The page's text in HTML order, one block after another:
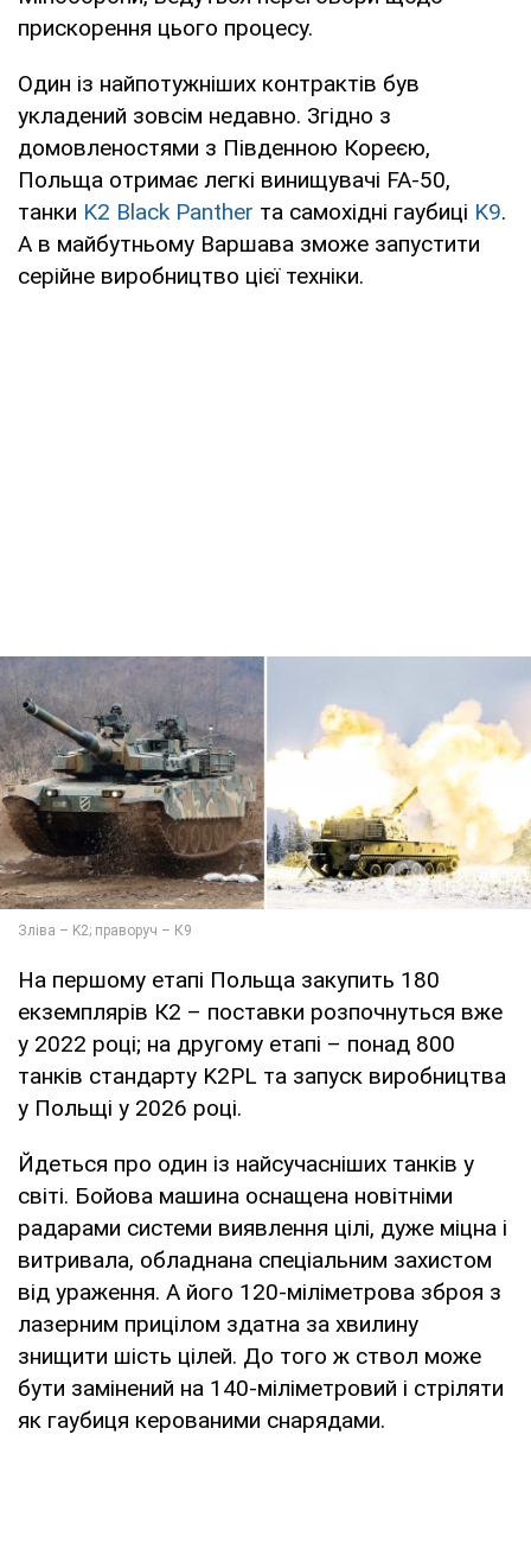
прискорення цього процесу.
Один із найпотужніших контрактів був
укладений зовсім недавно. Згідно з
домовленостями з Південною Кореєю,
Польща отримає легкі винищувачі FA-50,
танки K2 Black Panther та самохідні гаубиці K9.
А в майбутньому Варшава зможе запустити
серійне виробництво цієї техніки.
На першому етапі Польща закупить 180
екземплярів К2 – поставки розпочнуться вже
у 2022 році; на другому етапі – понад 800
танків стандарту K2PL та запуск виробництва
у Польщі у 2026 році.
Йдеться про один із найсучасніших танків у
світі. Бойова машина оснащена новітніми
радарами системи виявлення цілі, дуже міцна і
витривала, обладнана спеціальним захистом
від ураження. А його 120-міліметрова зброя з
лазерним прицілом здатна за хвилину
знищити шість цілей. До того ж ствол може
бути замінений на 140-міліметровий і стріляти
як гаубиця керованими снарядами.